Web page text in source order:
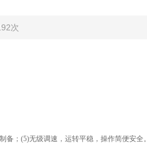
次
备； (5)无级调速，运转平稳，操作简便安全。